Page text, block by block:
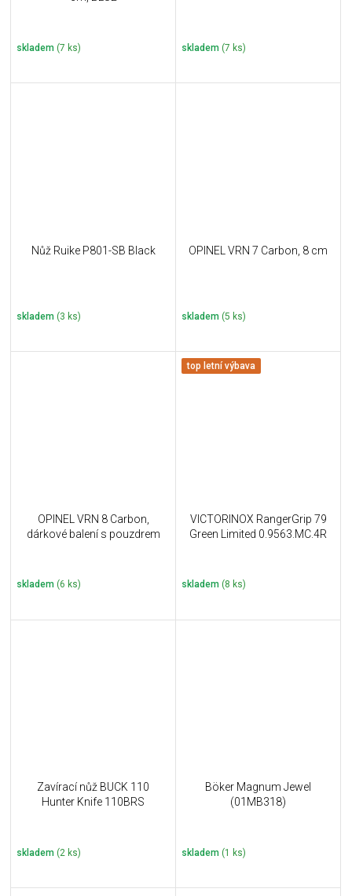
skladem (7 ks) skladem (7 ks)
Nůž Ruike P801-SB Black
skladem (3 ks)
OPINEL VRN 7 Carbon, 8 cm
skladem (5 ks)
OPINEL VRN 8 Carbon,
dárkové balení s pouzdrem
skladem (6 ks)
top letní výbava
VICTORINOX RangerGrip 79
Green Limited 0.9563.MC.4R
skladem (8 ks)
Zavírací nůž BUCK 110
Hunter Knife 110BRS
skladem (2 ks)
Böker Magnum Jewel
(01MB318)
skladem (1 ks)